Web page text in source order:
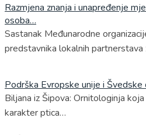
Razmjena znanja i unapređenje
osoba…
Sastanak Međunarodne
predstavnika lokalnih partnerstava
Podrška Evropske unije i Švedske
Biljana iz Šipova: Ornitologinja
karakter ptica…